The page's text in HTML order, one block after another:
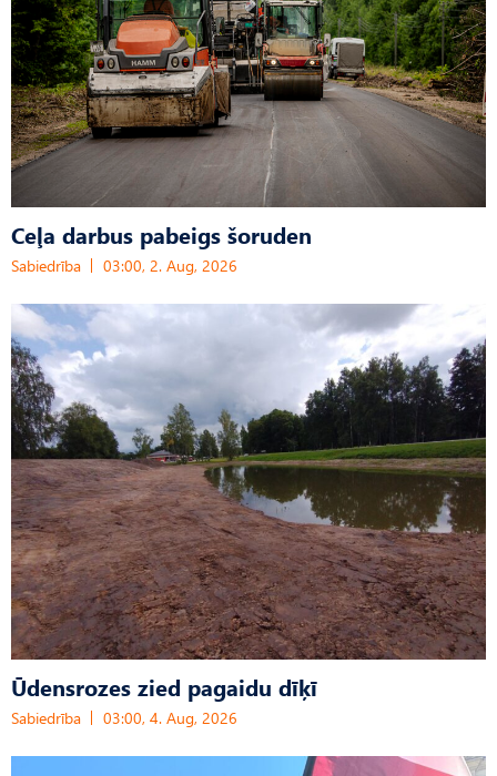
Ceļa darbus pabeigs šoruden
Sabiedrība 03:00, 2. Aug, 2026
Ūdensrozes zied pagaidu dīķī
Sabiedrība 03:00, 4. Aug, 2026